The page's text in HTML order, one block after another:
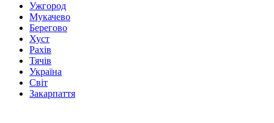
Ужгород
Мукачево
Берегово
Хуст
Рахів
Тячів
Україна
Світ
Закарпаття